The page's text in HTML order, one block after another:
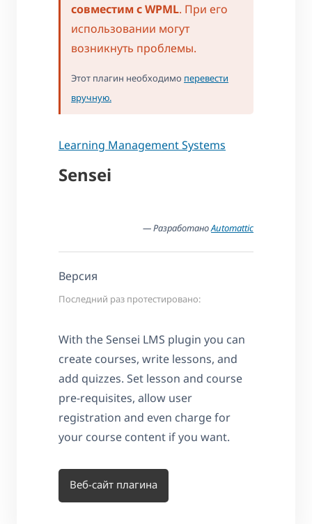
совместим с WPML. При его
использовании могут
возникнуть проблемы.
Этот плагин необходимо перевести
вручную.
Learning Management Systems
Sensei
— РазработаноAutomattic
Версия
Последний раз протестировано:
With the Sensei LMS plugin you can
create courses, write lessons, and
add quizzes. Set lesson and course
pre-requisites, allow user
registration and even charge for
your course content if you want.
Веб-сайт плагина